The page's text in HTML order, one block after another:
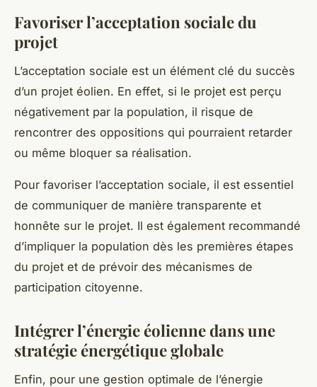
Favoriser l’acceptation sociale du
projet
L’acceptation sociale est un élément clé du succès
d’un projet éolien. En effet, si le projet est perçu
négativement par la population, il risque de
rencontrer des oppositions qui pourraient retarder
ou même bloquer sa réalisation.
Pour favoriser l’acceptation sociale, il est essentiel
de communiquer de manière transparente et
honnête sur le projet. Il est également recommandé
d’impliquer la population dès les premières étapes
du projet et de prévoir des mécanismes de
participation citoyenne.
Intégrer l’énergie éolienne dans une
stratégie énergétique globale
Enfin, pour une gestion optimale de l’énergie